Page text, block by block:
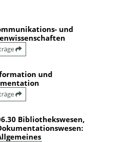
und
und
Bibliothekswesen,